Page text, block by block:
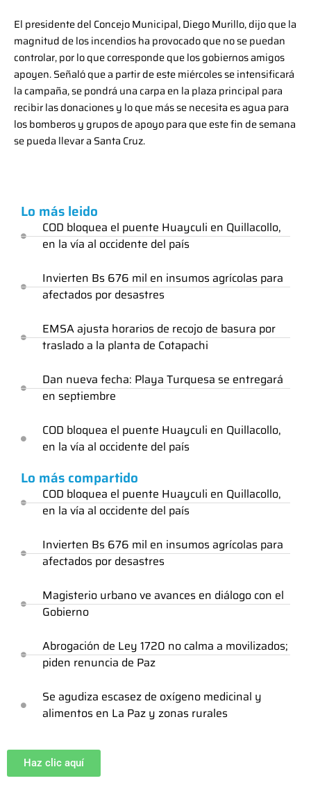
El presidente del Concejo Municipal, Diego Murillo, dijo que la
magnitud de los incendios ha provocado que no se puedan
controlar, por lo que corresponde que los gobiernos amigos
apoyen. Señaló que a partir de este miércoles se intensificará
la campaña, se pondrá una carpa en la plaza principal para
recibir las donaciones y lo que más se necesita es agua para
los bomberos y grupos de apoyo para que este fin de semana
se pueda llevar a Santa Cruz.
Lo más leido
COD bloquea el puente Huayculi en Quillacollo,
en la vía al occidente del país
Invierten Bs 676 mil en insumos agrícolas para
afectados por desastres
EMSA ajusta horarios de recojo de basura por
traslado a la planta de Cotapachi
Dan nueva fecha: Playa Turquesa se entregará
en septiembre
COD bloquea el puente Huayculi en Quillacollo,
en la vía al occidente del país
Lo más compartido
COD bloquea el puente Huayculi en Quillacollo,
en la vía al occidente del país
Invierten Bs 676 mil en insumos agrícolas para
afectados por desastres
Magisterio urbano ve avances en diálogo con el
Gobierno
Abrogación de Ley 1720 no calma a movilizados;
piden renuncia de Paz
Se agudiza escasez de oxígeno medicinal y
alimentos en La Paz y zonas rurales
Haz clic aquí